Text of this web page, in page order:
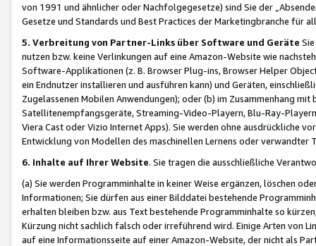
von 1991 und ähnlicher oder Nachfolgegesetze) sind Sie der
Gesetze und Standards und Best Practices der Marketingbranche für
5. Verbreitung von Partner-Links über Software und Geräte
nutzen bzw. keine Verlinkungen auf eine Amazon-Website wie
Software-Applikationen (z. B. Browser Plug-ins, Browser Helper
ein Endnutzer installieren und ausführen kann) und Geräten,
Zugelassenen Mobilen Anwendungen); oder (b) im Zusammenhang
Satellitenempfangsgeräte, Streaming-Video-Playern, Blu-Ray-
Viera Cast oder Vizio Internet Apps). Sie werden ohne ausdrückliche
Entwicklung von Modellen des maschinellen Lernens oder
6. Inhalte auf Ihrer Website. Sie tragen die ausschließliche
(a) Sie werden Programminhalte in keiner Weise ergänzen, löschen
Informationen; Sie dürfen aus einer Bilddatei bestehende
erhalten bleiben bzw. aus Text bestehende Programminhalte so
Kürzung nicht sachlich falsch oder irreführend wird. Einige Arten von
auf eine Informationsseite auf einer Amazon-Website, der nicht als